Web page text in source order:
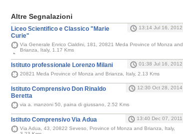
Altre Segnalazioni
Liceo Scientifico e Classico "Marie
Curie"
13:14 Jul 16, 2012
Via Generale Enrico Cialdini, 181, 20821 Meda Province of Monza and
Brianza, Italy, 1.17 Kms
Istituto professionale Lorenzo Milani
01:38 Jul 16, 2012
20821 Meda Province of Monza and Brianza, Italy, 2.13 Kms
Istituto Comprensivo Don Rinaldo
Beretta
12:30 Oct 28, 2014
via a. manzoni 50, paina di giussano, 2.52 Kms
Istituto Comprensivo Via Adua
13:40 Dec 07, 2011
Via Adua, 43, 20822 Seveso, Province of Monza and Brianza, Italy,